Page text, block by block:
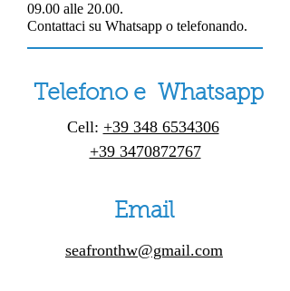
09.00 alle 20.00.
Contattaci su Whatsapp o telefonando.
Telefono e Whatsapp
Cell: +39 348 6534306
+39 3470872767
Email
seafronthw@gmail.com